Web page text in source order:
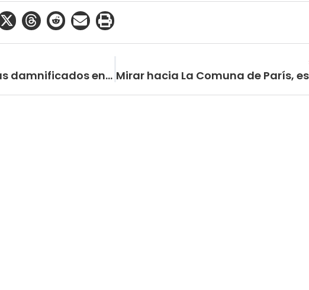
Mujeres y niños: los más damnificados en el confinamiento obligatorio